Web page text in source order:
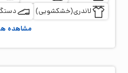
لاندری(خشکشویی)
مشاهده